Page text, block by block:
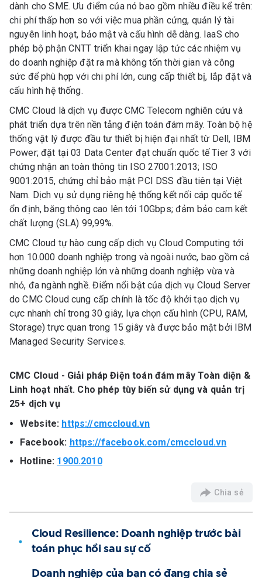
dành cho SME. Ưu điểm của nó bao gồm nhiều điều kể trên:
chi phí thấp hơn so với việc mua phần cứng, quản lý tài
nguyên linh hoạt, bảo mật và cấu hình dễ dàng. IaaS cho
phép bộ phận CNTT triển khai ngay lập tức các nhiệm vụ
do doanh nghiệp đặt ra mà không tốn thời gian và công
sức để phù hợp với chi phí lớn, cung cấp thiết bị, lắp đặt và
cấu hình hệ thống.
CMC Cloud là dịch vụ được CMC Telecom nghiên cứu và
phát triển dựa trên nền tảng điện toán đám mây. Toàn bộ hệ
thống vật lý được đầu tư thiết bị hiện đại nhất từ Dell, IBM
Power; đặt tại 03 Data Center đạt chuẩn quốc tế Tier 3 với
chứng nhận an toàn thông tin ISO 27001:2013; ISO
9001:2015, chứng chỉ bảo mật PCI DSS đầu tiên tại Việt
Nam. Dịch vụ sử dụng riêng hệ thống kết nối cáp quốc tế
ổn định, băng thông cao lên tới 10Gbps; đảm bảo cam kết
chất lượng (SLA) 99,99%.
CMC Cloud tự hào cung cấp dịch vụ Cloud Computing tới
hơn 10.000 doanh nghiệp trong và ngoài nước, bao gồm cả
những doanh nghiệp lớn và những doanh nghiệp vừa và
nhỏ, đa ngành nghề. Điểm nổi bật của dịch vụ Cloud Server
do CMC Cloud cung cấp chính là tốc độ khởi tạo dịch vụ
cực nhanh chỉ trong 30 giây, lựa chọn cấu hình (CPU, RAM,
Storage) trực quan trong 15 giây và được bảo mật bởi IBM
Managed Security Services.
CMC Cloud - Giải pháp Điện toán đám mây Toàn diện &
Linh hoạt nhất. Cho phép tùy biến sử dụng và quản trị
25+ dịch vụ
Website: https://cmccloud.vn
Facebook: https://facebook.com/cmccloud.vn
Hotline: 1900.2010
Chia sẻ
Cloud Resilience: Doanh nghiệp trước bài
toán phục hồi sau sự cố
Doanh nghiệp của bạn có đang chia sẻ